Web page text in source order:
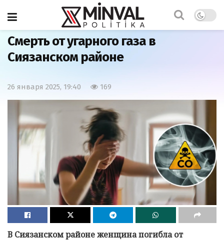
Главная Общество
Смерть от угарного газа в
Сиязанском районе
26 января 2025, 19:40 169
В Сиязанском районе женщина погибла от